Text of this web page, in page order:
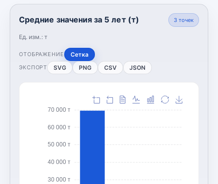
Средние значения за 5 лет (т)
Ед. изм.: т
3точек
ОТОБРАЖЕНИЕ Сетка
ЭКСПОРТ SVG PNG CSV JSON
30 000 т
40 000 т
50 000 т
60 000 т
70 000 т